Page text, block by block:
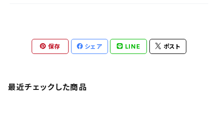
保存 シェア LINE ポスト
最近チェックした商品